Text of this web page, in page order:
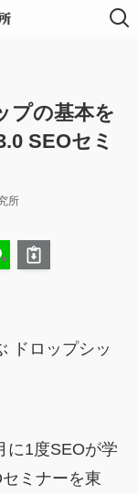
プの基本を
SEOセミ
所
に1度SEOが学
ミナーを東